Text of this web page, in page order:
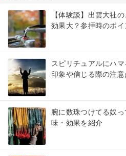
【体験談】出雲大社
効果大？参拝時のポイ
スピリチュアルにハ
印象や信じる際の注意
腕に数珠つけてる奴
味・効果を紹介